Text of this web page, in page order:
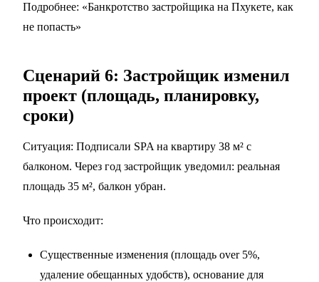
Подробнее: «Банкротство застройщика на Пхукете, как
не попасть»
Сценарий 6: Застройщик изменил
проект (площадь, планировку,
сроки)
Ситуация: Подписали SPA на квартиру 38 м² с
балконом. Через год застройщик уведомил: реальная
площадь 35 м², балкон убран.
Что происходит:
Существенные изменения (площадь over 5%,
удаление обещанных удобств), основание для